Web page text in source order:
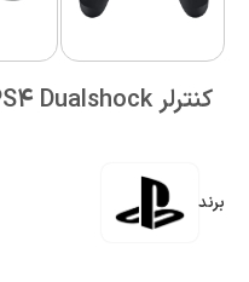
کنترلر PS4 Dualshock
برند